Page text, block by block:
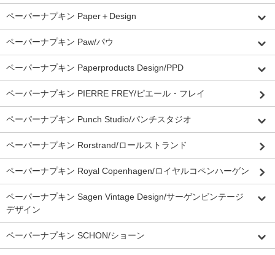
ペーパーナプキン Paper＋Design
ペーパーナプキン Paw/パウ
ペーパーナプキン Paperproducts Design/PPD
ペーパーナプキン PIERRE FREY/ピエール・フレイ
ペーパーナプキン Punch Studio/パンチスタジオ
ペーパーナプキン Rorstrand/ロールストランド
ペーパーナプキン Royal Copenhagen/ロイヤルコペンハーゲン
ペーパーナプキン Sagen Vintage Design/サーゲンビンテージ
デザイン
ペーパーナプキン SCHON/ショーン